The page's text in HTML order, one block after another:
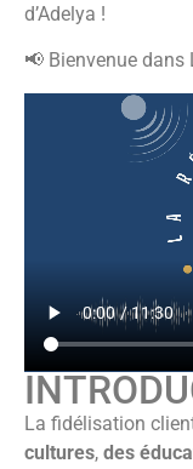
d’Adelya !
📢 Bienvenue dans
La fidélisation
cultures, des